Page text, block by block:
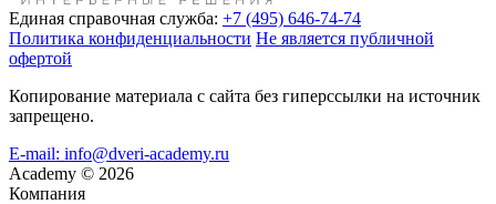
Единая справочная служба: +7 (495) 646-74-74
Политика конфиденциальности Не является публичной
офертой
Копирование материала с сайта без гиперссылки на источник
запрещено.
E-mail: info@dveri-academy.ru
Academy © 2026
Компания